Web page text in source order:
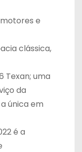
e
clássica,
Texan; uma
da
única em
é a